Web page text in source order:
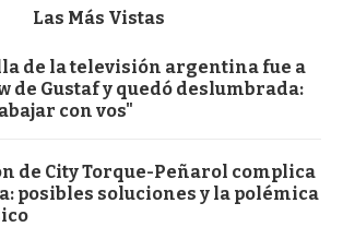
Las Más Vistas
de la televisión argentina fue a
de Gustaf y quedó deslumbrada:
con vos"
de City Torque-Peñarol complica
posibles soluciones y la polémica